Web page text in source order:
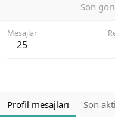
Son
Mesajlar
25
Profil mesajları Son